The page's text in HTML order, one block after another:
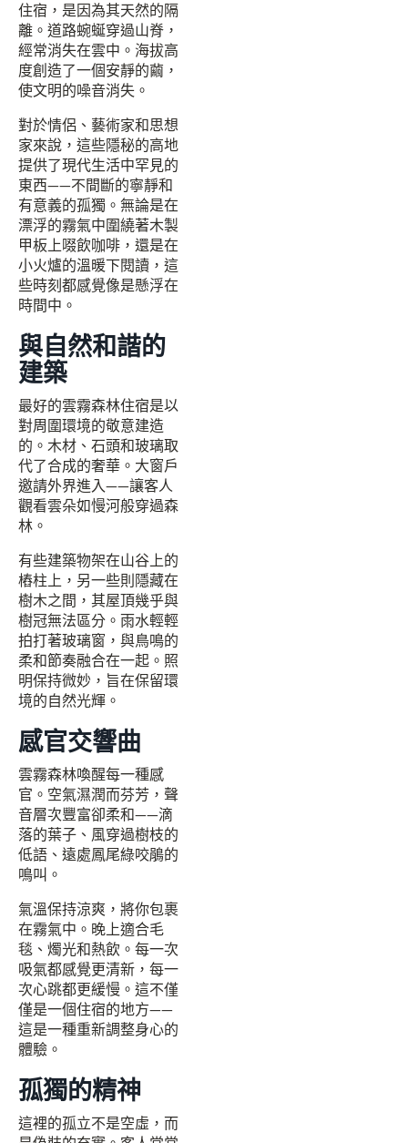
住宿，是因為其天然的隔
離。道路蜿蜒穿過山脊，
經常消失在雲中。海拔高
度創造了一個安靜的繭，
使文明的噪音消失。
對於情侶、藝術家和思想
家來說，這些隱秘的高地
提供了現代生活中罕見的
東西——不間斷的寧靜和
有意義的孤獨。無論是在
漂浮的霧氣中圍繞著木製
甲板上啜飲咖啡，還是在
小火爐的溫暖下閱讀，這
些時刻都感覺像是懸浮在
時間中。
與自然和諧的
建築
最好的雲霧森林住宿是以
對周圍環境的敬意建造
的。木材、石頭和玻璃取
代了合成的奢華。大窗戶
邀請外界進入——讓客人
觀看雲朵如慢河般穿過森
林。
有些建築物架在山谷上的
樁柱上，另一些則隱藏在
樹木之間，其屋頂幾乎與
樹冠無法區分。雨水輕輕
拍打著玻璃窗，與鳥鳴的
柔和節奏融合在一起。照
明保持微妙，旨在保留環
境的自然光輝。
感官交響曲
雲霧森林喚醒每一種感
官。空氣濕潤而芬芳，聲
音層次豐富卻柔和——滴
落的葉子、風穿過樹枝的
低語、遠處鳳尾綠咬鵑的
鳴叫。
氣溫保持涼爽，將你包裹
在霧氣中。晚上適合毛
毯、燭光和熱飲。每一次
吸氣都感覺更清新，每一
次心跳都更緩慢。這不僅
僅是一個住宿的地方——
這是一種重新調整身心的
體驗。
孤獨的精神
這裡的孤立不是空虛，而